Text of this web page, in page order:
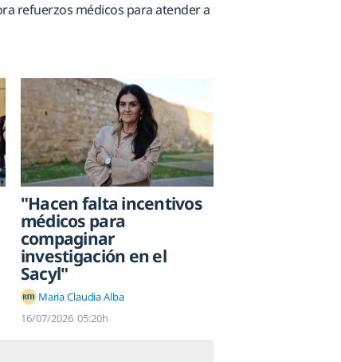
refuerzos médicos para atender a
"Hacen falta incentivos
médicos para
compaginar
investigación en el
Sacyl"
Maria Claudia Alba
16/07/2026 05:20h